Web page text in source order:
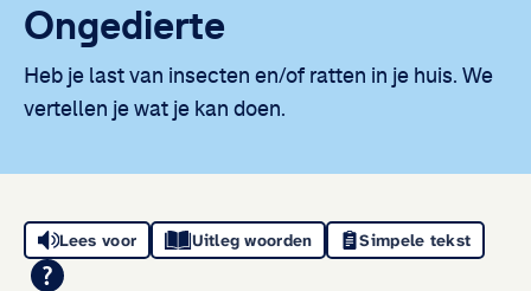
Ongedierte
Heb je last van insecten en/of ratten in je huis. We
vertellen je wat je kan doen.
Lees voor Uitleg woorden Simpele tekst